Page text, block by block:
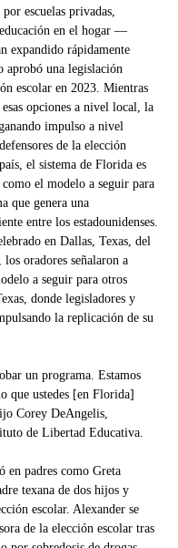
escuelas privadas,
en el hogar —
expandido rápidamente
aprobó una legislación
escolar en 2023. Mientras
opciones a nivel local, la
impulso a nivel
de la elección
el sistema de Florida es
el modelo a seguir para
que genera una
entre los estadounidenses.
en Dallas, Texas, del
oradores señalaron a
a seguir para otros
donde legisladores y
la replicación de su
un programa. Estamos
que ustedes [en Florida]
Corey DeAngelis,
de Libertad Educativa.
en padres como Greta
texana de dos hijos y
escolar. Alexander se
de la elección escolar tras